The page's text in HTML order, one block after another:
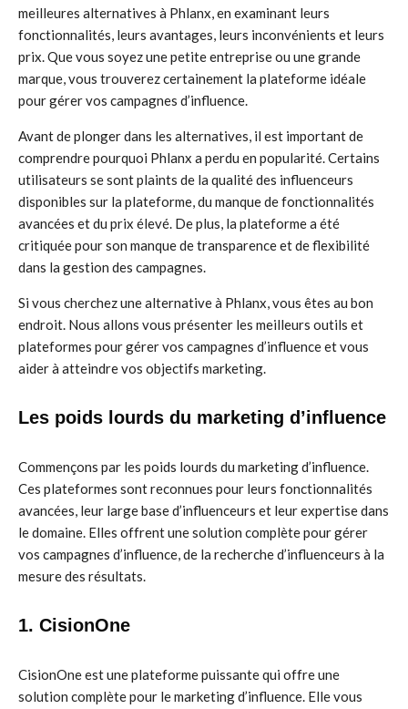
meilleures alternatives à Phlanx, en examinant leurs
fonctionnalités, leurs avantages, leurs inconvénients et leurs
prix. Que vous soyez une petite entreprise ou une grande
marque, vous trouverez certainement la plateforme idéale
pour gérer vos campagnes d’influence.
Avant de plonger dans les alternatives, il est important de
comprendre pourquoi Phlanx a perdu en popularité. Certains
utilisateurs se sont plaints de la qualité des influenceurs
disponibles sur la plateforme, du manque de fonctionnalités
avancées et du prix élevé. De plus, la plateforme a été
critiquée pour son manque de transparence et de flexibilité
dans la gestion des campagnes.
Si vous cherchez une alternative à Phlanx, vous êtes au bon
endroit. Nous allons vous présenter les meilleurs outils et
plateformes pour gérer vos campagnes d’influence et vous
aider à atteindre vos objectifs marketing.
Les poids lourds du marketing d’influence
Commençons par les poids lourds du marketing d’influence.
Ces plateformes sont reconnues pour leurs fonctionnalités
avancées, leur large base d’influenceurs et leur expertise dans
le domaine. Elles offrent une solution complète pour gérer
vos campagnes d’influence, de la recherche d’influenceurs à la
mesure des résultats.
1. CisionOne
CisionOne est une plateforme puissante qui offre une
solution complète pour le marketing d’influence. Elle vous